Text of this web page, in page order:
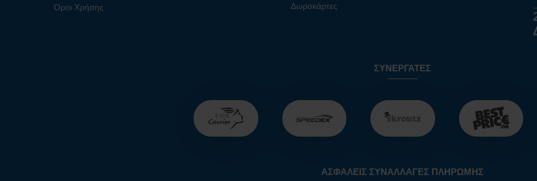
Όροι Χρήσης
Δωροκάρτες
ΣΥΝΕΡΓΆΤΕΣ
ΑΣΦΑΛΕΊΣ ΣΥΝΑΛΛΑΓΈΣ ΠΛΗΡΩΜΉΣ